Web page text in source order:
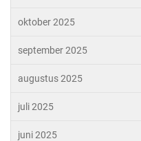
oktober 2025
september 2025
augustus 2025
juli 2025
juni 2025